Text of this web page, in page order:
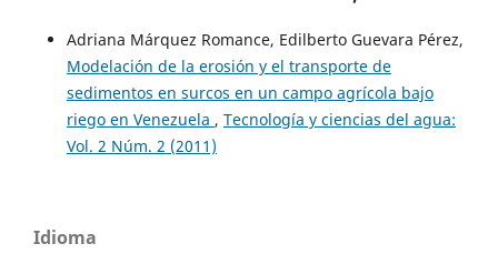
Adriana Márquez Romance, Edilberto Guevara Pérez,
Modelación de la erosión y el transporte de
sedimentos en surcos en un campo agrícola bajo
riego en Venezuela , Tecnología y ciencias del agua:
Vol. 2 Núm. 2 (2011)
Idioma